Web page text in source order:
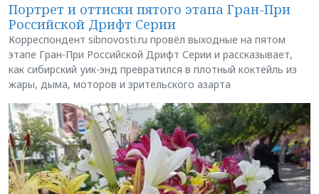
Портрет и оттиски пятого этапа Гран-При
Российской Дрифт Серии
Корреспондент sibnovosti.ru провёл выходные на пятом
этапе Гран-При Российской Дрифт Серии и рассказывает,
как сибирский уик-энд превратился в плотный коктейль из
жары, дыма, моторов и зрительского азарта